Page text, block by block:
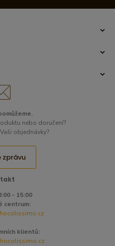
- 15:00
centrum:
klientů:
nebo doručení?
objednávky?
zprávu